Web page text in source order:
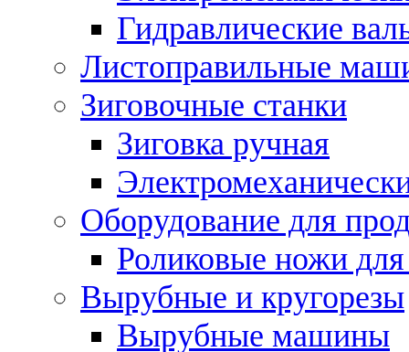
Гидравлические
Листоправильные
Зиговочные станки
Зиговка ручная
Оборудование для
Роликовые ножи для
Вырубные и кругорезы
Вырубные машины